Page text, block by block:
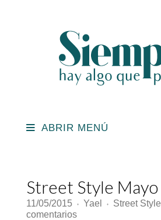
ABRIR MENÚ
Street Style Mayo
11/05/2015 ♦ Yael ♦ Street Style
comentariosen